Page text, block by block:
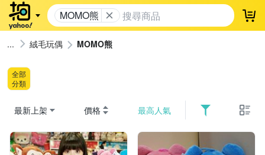
MOMO熊 登
絨毛玩偶 MOMO熊
全部
分類
最新上架 價格 最高人氣